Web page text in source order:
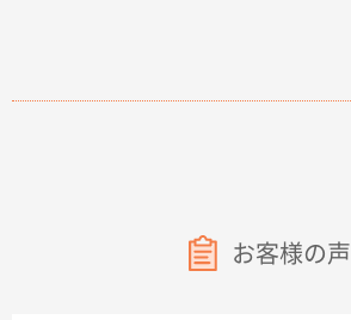
お客様の声